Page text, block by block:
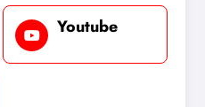
Youtube